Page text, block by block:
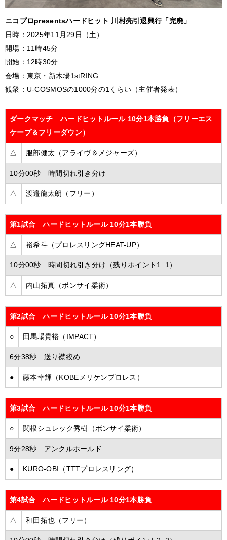
ニコプロpresentsハードヒット 川村亮引退興行「完廃」
日時：2025年11月29日（土）
開場：11時45分
開始：12時30分
会場：東京・新木場1stRING
観衆：U-COSMOSの1000分の1くらい（主催者発表）
ダークマッチ ハードヒットルール 10分1本勝負（フリーエス
ケープ＆フリーダウン）
△ 服部健太（アライヴ＆メジャーズ）
10分00秒 時間切れ引き分け
△ 渡邉龍太朗（フリー）
第1試合 ハードヒットルール 10分1本勝負
△ 裕希斗（プロレスリングHEAT-UP）
10分00秒 時間切れ引き分け（残りポイント1−1）
△ 内山拓真（ボンサイ柔術）
第2試合 ハードヒットルール 10分1本勝負
○ 田馬場貴裕（IMPACT）
6分38秒 送り襟絞め
● 藤本幸輝（KOBEメリケンプロレス）
第3試合 ハードヒットルール 10分1本勝負
○ 関根シュレック秀樹（ボンサイ柔術）
9分28秒 アンクルホールド
● KURO-OBI（TTTプロレスリング）
第4試合 ハードヒットルール 10分1本勝負
△ 和田拓也（フリー）